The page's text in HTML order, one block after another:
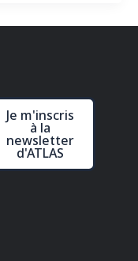
Je m'inscris
à la
newsletter
d'ATLAS